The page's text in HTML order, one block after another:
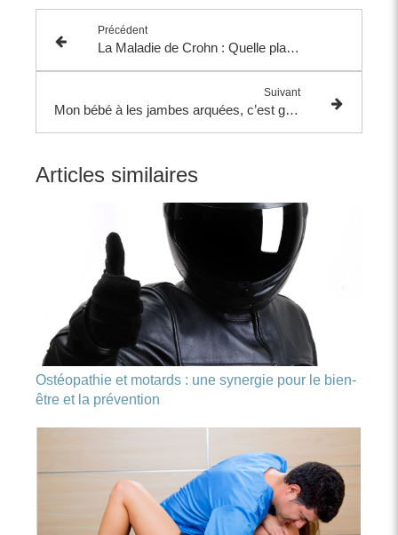
Précédent
La Maladie de Crohn : Quelle place pour l'ostéopathie ?
Suivant
Mon bébé à les jambes arquées, c’est grave ?
Articles similaires
Ostéopathie et motards : une synergie pour le bien-
être et la prévention